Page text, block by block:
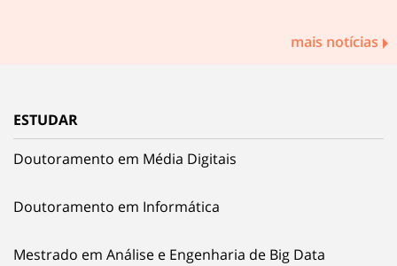
mais notícias
ESTUDAR
Doutoramento em Média Digitais
Doutoramento em Informática
Mestrado em Análise e Engenharia de Big Data